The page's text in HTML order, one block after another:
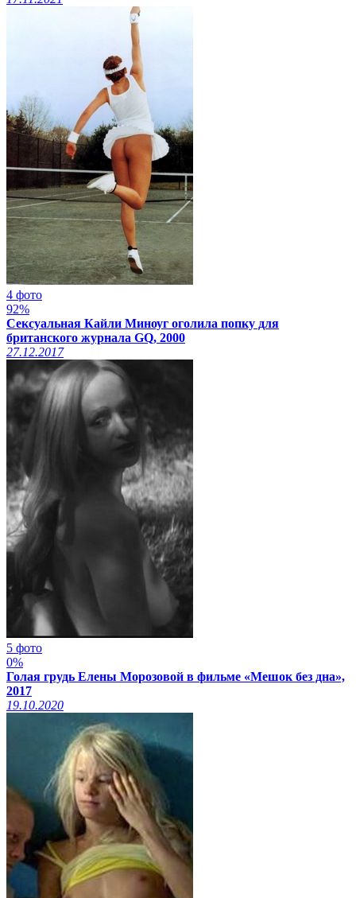
4 фото
92%
Сексуальная Кайли Миноуг оголила попку для
британского журнала GQ, 2000
27.12.2017
5 фото
0%
Голая грудь Елены Морозовой в фильме «Мешок без дна»,
2017
19.10.2020